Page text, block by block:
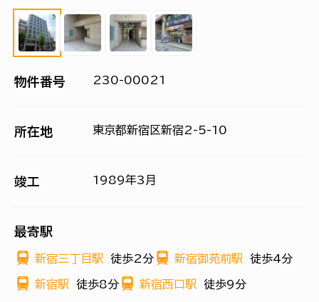
物件番号 230-00021
所在地 東京都新宿区新宿2-5-10
竣工 1989年3月
最寄駅
新宿三丁目駅 徒歩2分 新宿御苑前駅 徒歩4分
新宿駅 徒歩8分 新宿西口駅 徒歩9分